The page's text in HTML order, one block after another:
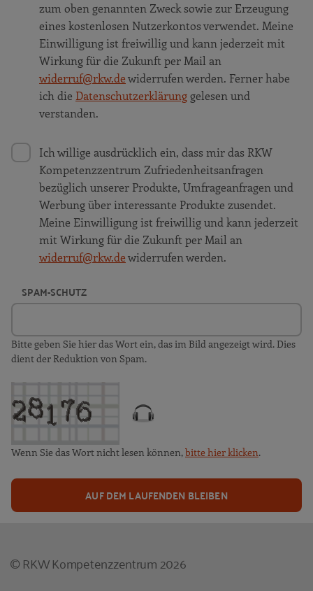
zum oben genannten Zweck sowie zur Erzeugung
eines kostenlosen Nutzerkontos verwendet. Meine
Einwilligung ist freiwillig und kann jederzeit mit
Wirkung für die Zukunft per Mail an
widerruf@rkw.dewiderrufen werden. Ferner habe
ich die Datenschutzerklärunggelesen und
verstanden.
Ich willige ausdrücklich ein, dass mir das RKW
Kompetenzzentrum Zufriedenheitsanfragen
bezüglich unserer Produkte, Umfrageanfragen und
Werbung über interessante Produkte zusendet.
Meine Einwilligung ist freiwillig und kann jederzeit
mit Wirkung für die Zukunft per Mail an
widerruf@rkw.dewiderrufen werden.
SPAM-SCHUTZ
Bitte geben Sie hier das Wort ein, das im Bild angezeigt wird. Dies
dient der Reduktion von Spam.
Wenn Sie das Wort nicht lesen können,bitte hier klicken.
AUF DEM LAUFENDEN BLEIBEN
© RKW Kompetenzzentrum 2026